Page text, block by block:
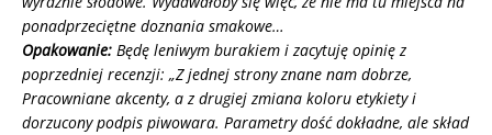
ponadprzeciętne doznania smakowe…
Opakowanie: Będę leniwym burakiem i zacytuję opinię z
poprzedniej recenzji: „Z jednej strony znane nam dobrze,
Pracowniane akcenty, a z drugiej zmiana koloru etykiety i
dorzucony podpis piwowara. Parametry dość dokładne, ale skład